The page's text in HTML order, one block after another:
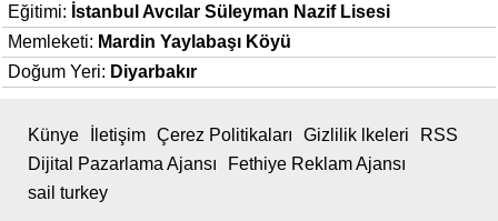
Eğitimi: İstanbul Avcılar Süleyman Nazif Lisesi
Memleketi: Mardin Yaylabaşı Köyü
Doğum Yeri: Diyarbakır
Künye İletişim Çerez Politikaları Gizlilik lkeleri
RSS
Dijital Pazarlama Ajansı
Fethiye Reklam Ajansı
sail turkey